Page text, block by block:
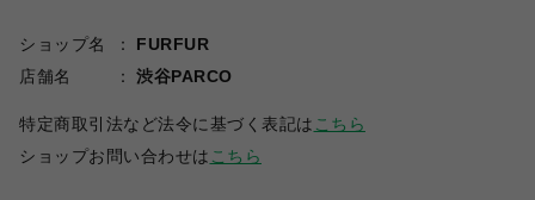
ショップ名
FURFUR
店舗名
渋谷PARCO
特定商取引法など法令に基づく表記は こちら
ショップお問い合わせは こちら